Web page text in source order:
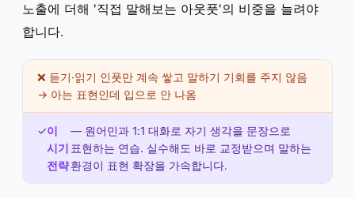
노출에 더해 '직접 말해보는 아웃풋'의 비중을 늘려야
합니다.
❌ 듣기·읽기 인풋만 계속 쌓고 말하기 기회를 주지 않음
→ 아는 표현인데 입으로 안 나옴
✓이
시기
전략
— 원어민과 1:1 대화로 자기 생각을 문장으로
표현하는 연습. 실수해도 바로 교정받으며 말하는
환경이 표현 확장을 가속합니다.